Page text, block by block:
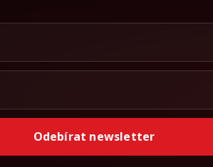
Odebírat newsletter